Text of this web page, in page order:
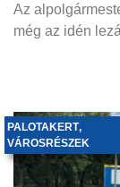
Az
még az idén
PALOTAKERT,
VÁROSRÉSZEK